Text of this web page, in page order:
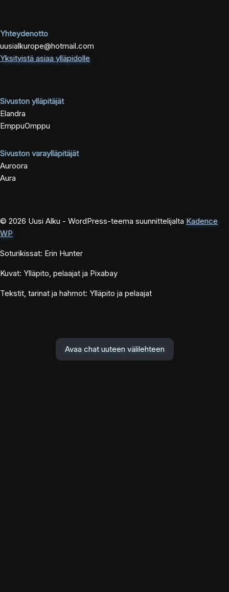
Yhteydenotto
uusialkurope@hotmail.com
Yksityistä asiaa ylläpidolle
Sivuston ylläpitäjät
Elandra
EmppuOmppu
Sivuston varaylläpitäjät
Auroora
Aura
© 2026 Uusi Alku - WordPress-teema suunnittelijalta Kadence
WP
Soturikissat: Erin Hunter
Kuvat: Ylläpito, pelaajat ja Pixabay
Tekstit, tarinat ja hahmot: Ylläpito ja pelaajat
Avaa chat uuteen välilehteen